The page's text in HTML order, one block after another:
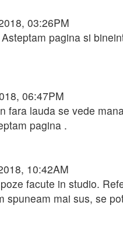
03:26PM
pagina si
06:47PM
fara lauda se vede
pagina .
10:42AM
facute in studio.
spuneam mai sus, se